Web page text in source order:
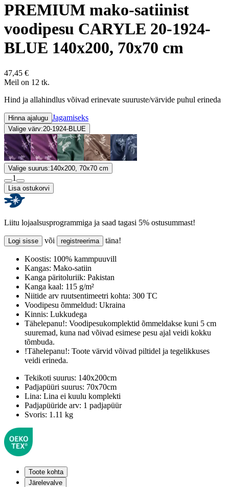
PREMIUM mako-satiinist
voodipesu CARYLE 20-1924-
BLUE 140x200, 70x70 cm
47,45 €
Meil on 12 tk.
Hind ja allahindlus võivad erinevate suuruste/värvide puhul erineda
Hinna ajalugu Jagamiseks
Valige värv:20-1924-BLUE
Valige suurus:140x200, 70x70 cm
1
Lisa ostukorvi
Liitu lojaalsusprogrammiga ja saad tagasi 5% ostusummast!
Logi sisse või registreerima täna!
Koostis: 100% kammpuuvill
Kangas: Mako-satiin
Kanga päritoluriik: Pakistan
Kanga kaal: 115 g/m²
Niitide arv ruutsentimeetri kohta: 300 TC
Voodipesu õmmeldud: Ukraina
Kinnis: Lukkudega
Tähelepanu!: Voodipesukomplektid õmmeldakse kuni 5 cm
suuremad, kuna nad võivad esimese pesu ajal veidi kokku
tõmbuda.
!Tähelepanu!: Toote värvid võivad piltidel ja tegelikkuses
veidi erineda.
Tekikoti suurus: 140x200cm
Padjapüüri suurus: 70x70cm
Lina: Lina ei kuulu komplekti
Padjapüüride arv: 1 padjapüür
Svoris: 1.11 kg
Toote kohta
Järelevalve